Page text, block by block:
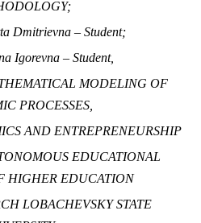
Dmitrievna – Student;
Igorevna – Student,
MODELING OF
PROCESSES,
AND ENTREPRENEURSHIP
EDUCATIONAL
HIGHER EDUCATION
LOBACHEVSKY STATE